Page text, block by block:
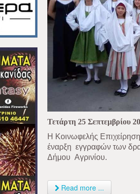
Τετάρτη 25 Σεπτεμβρίου
Η Κοινωφελής
έναρξη εγγραφών των
Δήμου Αγρινίου.
Read more ...